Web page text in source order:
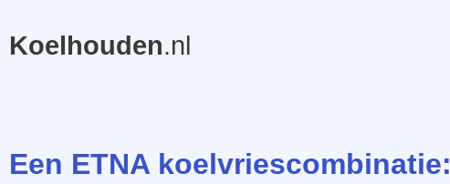
Koelhouden.nl
Een ETNA koelvriescombinatie: